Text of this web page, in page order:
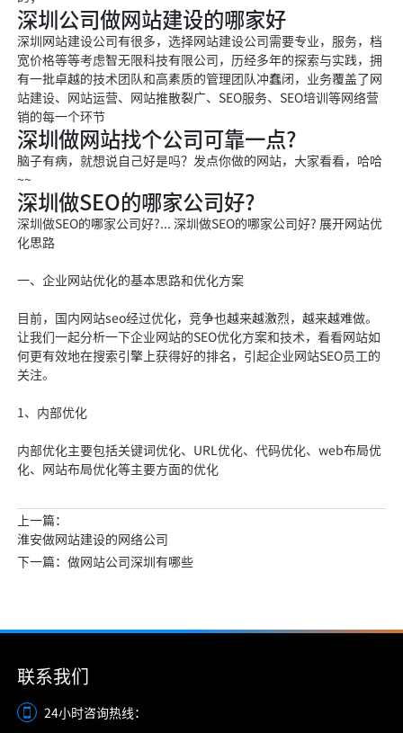
深圳公司做网站建设的哪家好
深圳网站建设公司有很多，选择网站建设公司需要专业，服务，档
宽价格等等考虑智无限科技有限公司，历经多年的探索与实践，拥
有一批卓越的技术团队和高素质的管理团队冲蠢闭，业务覆盖了网
站建设、网站运营、网站推散裂广、SEO服务、SEO培训等网络营
销的每一个环节
深圳做网站找个公司可靠一点?
脑子有病，就想说自己好是吗？发点你做的网站，大家看看，哈哈
~~
深圳做SEO的哪家公司好?
深圳做SEO的哪家公司好?... 深圳做SEO的哪家公司好? 展开网站优
化思路
一、企业网站优化的基本思路和优化方案
目前，国内网站seo经过优化，竞争也越来越激烈，越来越难做。
让我们一起分析一下企业网站的SEO优化方案和技术，看看网站如
何更有效地在搜索引擎上获得好的排名，引起企业网站SEO员工的
关注。
1、内部优化
内部优化主要包括关键词优化、URL优化、代码优化、web布局优
化、网站布局优化等主要方面的优化
上一篇：
淮安做网站建设的网络公司
下一篇：做网站公司深圳有哪些
联系我们
24小时咨询热线：